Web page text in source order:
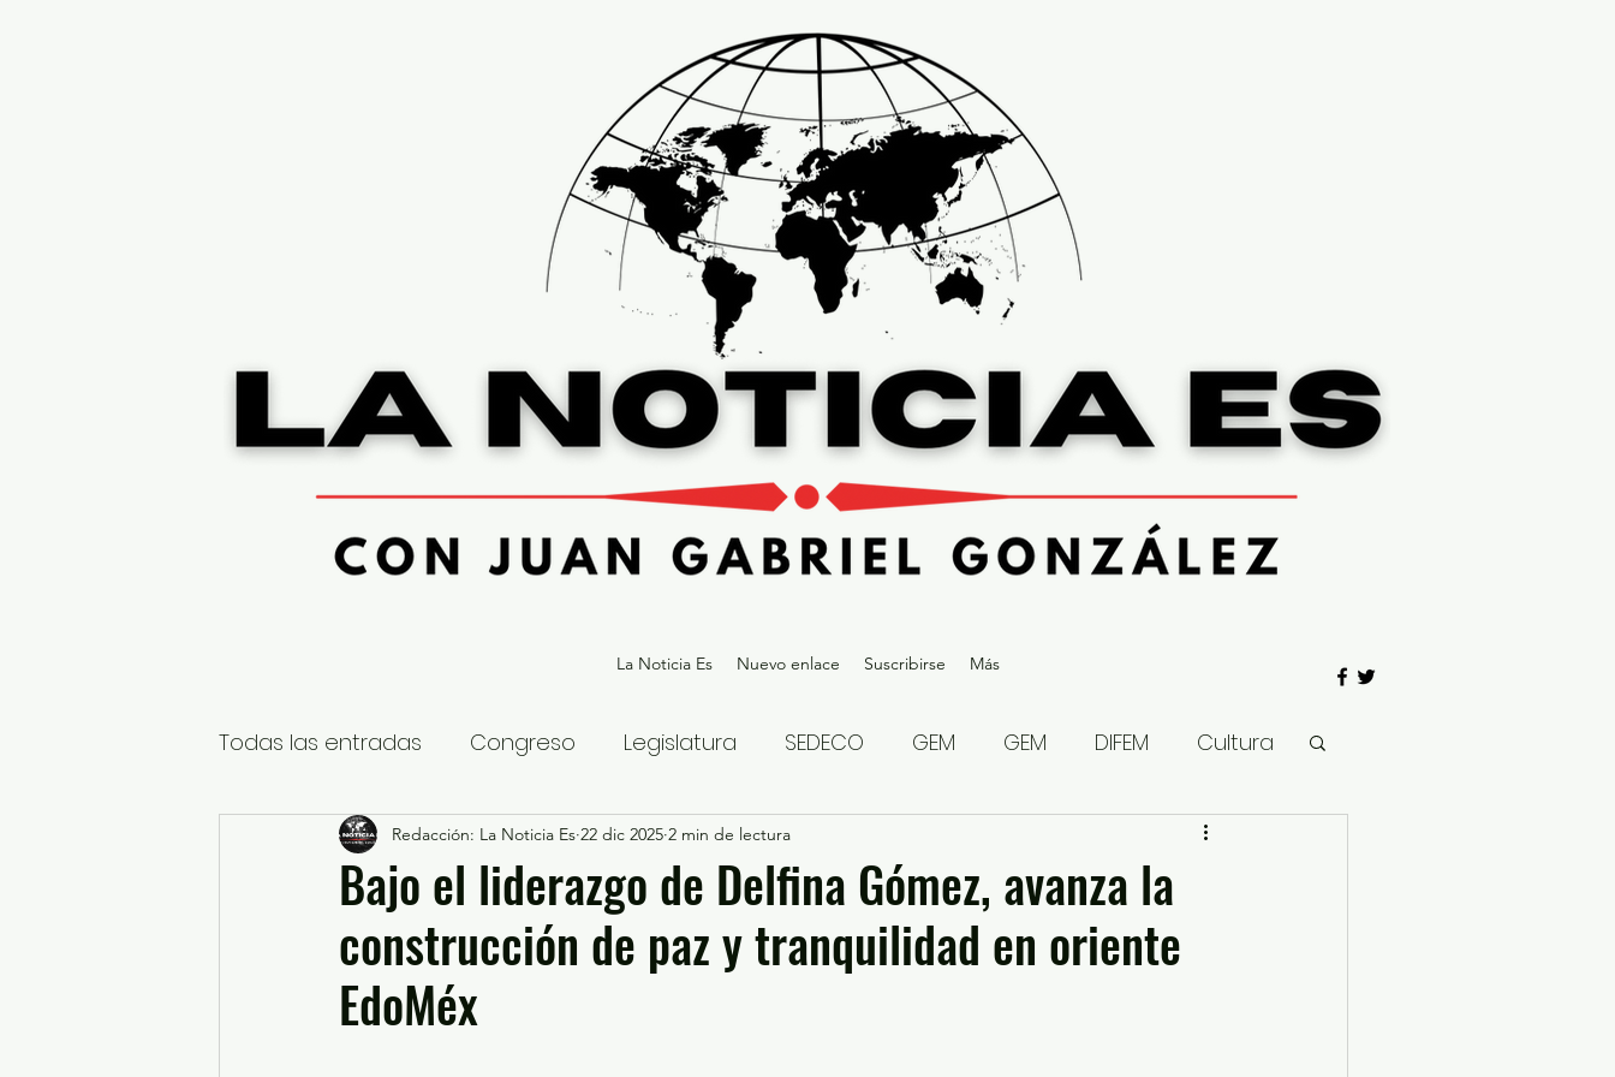
La Noticia Es Nuevo enlace Suscribirse Más
Todas las entradas Congreso Legislatura SEDECO GEM GEM DIFEM Cultura
Nacional Estatal Gubernatura Edoméx 2023
Educación y Cultura Seguridad y Justicia Denuncia Ciudadana
¿Qué pasa en tus municipios?
Bajo el liderazgo de Delfina Gómez, avanza la
construcción de paz y tranquilidad en oriente
EdoMéx
Redacción: La Noticia Es 22 dic 2025 2 min de lectura